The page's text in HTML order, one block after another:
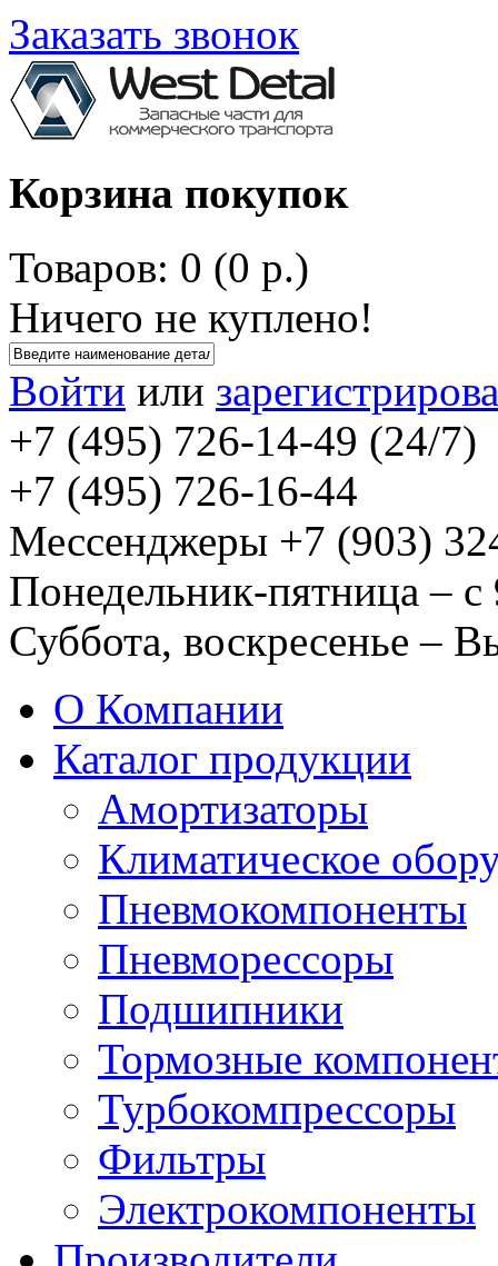
Заказать звонок
Корзина покупок
Товаров: 0 (0 р.)
Ничего не куплено!
Войти или
+7 (495) 726-14-49 (24/7)
+7 (495) 726-16-44
Мессенджеры +7 (903)
Понедельник-пятница –
Суббота, воскресенье –
О Компании
Каталог продукции
Амортизаторы
Климатическое
Пневмокомпоненты
Пневморессоры
Подшипники
Тормозные
Турбокомпрессоры
Фильтры
Электрокомпоненты